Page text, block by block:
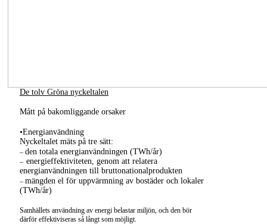
De tolv Gröna nyckeltalen
Mått på bakomliggande orsaker
•Energianvändning
Nyckeltalet mäts på tre sätt:
– den totala energianvändningen (TWh/år)
– energieffektiviteten, genom att relatera
energianvändningen till bruttonationalprodukten
– mängden el för uppvärmning av bostäder och lokaler
(TWh/år)
Samhällets användning av energi belastar miljön, och den bör
därför effektiviseras så långt som möjligt.